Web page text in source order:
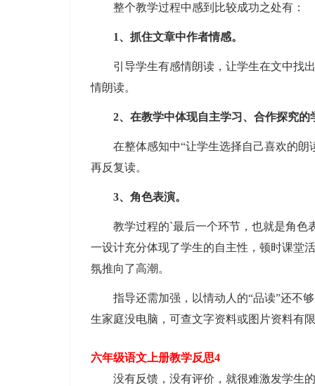
整个教学过程中感到比较成功之处有：
1、抓住文章中作者情感。
引导学生有感情朗读，让学生在文中找出
情朗读。
2、在教学中体现自主学习、合作探究的
在整体感知中“让学生选择自己喜欢的朗
再反复读。
3、角色表演。
教学过程的`最后一个环节，也就是角色
一设计充分体现了学生的自主性，顿时课堂
氛推向了高潮。
指导还需加强，以情动人的“品读”还不够
生家庭没电脑，可查文字资料或图片资料有
六年级语文上册教学反思4
没有反馈，没有评价，就很难激发学生的